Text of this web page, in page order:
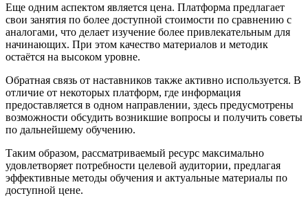
Еще одним аспектом является цена. Платформа предлагает
свои занятия по более доступной стоимости по сравнению с
аналогами, что делает изучение более привлекательным для
начинающих. При этом качество материалов и методик
остаётся на высоком уровне.
Обратная связь от наставников также активно используется. В
отличие от некоторых платформ, где информация
предоставляется в одном направлении, здесь предусмотрены
возможности обсудить возникшие вопросы и получить советы
по дальнейшему обучению.
Таким образом, рассматриваемый ресурс максимально
удовлетворяет потребности целевой аудитории, предлагая
эффективные методы обучения и актуальные материалы по
доступной цене.